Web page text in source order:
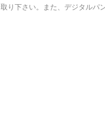
り下さい。また、デジタルパ